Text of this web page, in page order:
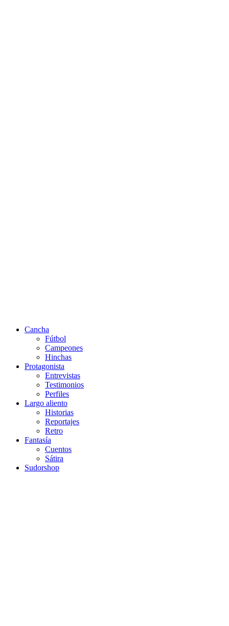
Cancha
Fútbol
Campeones
Hinchas
Protagonista
Entrevistas
Testimonios
Perfiles
Largo aliento
Historias
Reportajes
Retro
Fantasía
Cuentos
Sátira
Sudorshop